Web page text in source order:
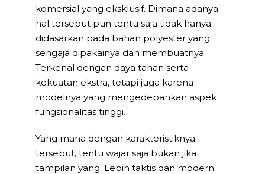
komersial yang eksklusif. Dimana adanya
hal tersebut pun tentu saja tidak hanya
didasarkan pada bahan polyester yang
sengaja dipakainya dan membuatnya.
Terkenal dengan daya tahan serta
kekuatan ekstra, tetapi juga karena
modelnya yang mengedepankan aspek
fungsionalitas tinggi.
Yang mana dengan karakteristiknya
tersebut, tentu wajar saja bukan jika
tampilan yang. Lebih taktis dan modern